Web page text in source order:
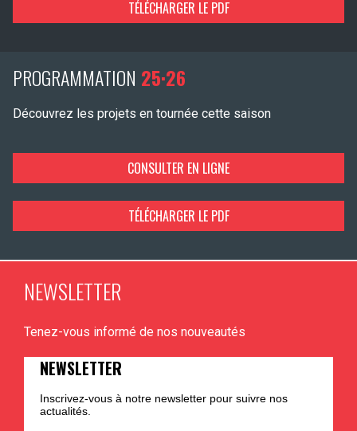
TÉLÉCHARGER LE PDF
PROGRAMMATION 25·26
Découvrez les projets en tournée cette saison
CONSULTER EN LIGNE
TÉLÉCHARGER LE PDF
NEWSLETTER
Tenez-vous informé de nos nouveautés
NEWSLETTER
Inscrivez-vous à notre newsletter pour suivre nos
actualités.